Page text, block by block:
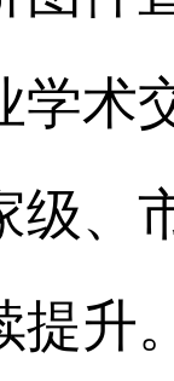
学术
级、
提升